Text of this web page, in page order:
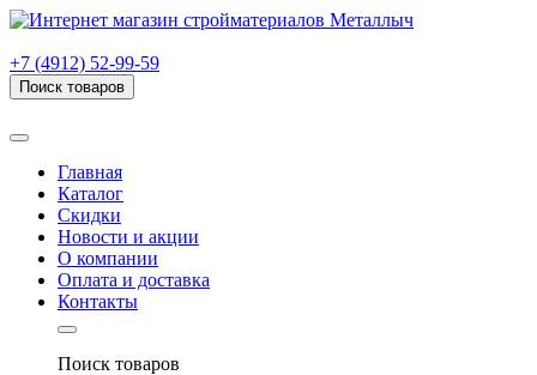
+7 (4912) 52-99-59
Поиск товаров
Главная
Каталог
Скидки
Новости и акции
О компании
Оплата и доставка
Контакты
Поиск товаров